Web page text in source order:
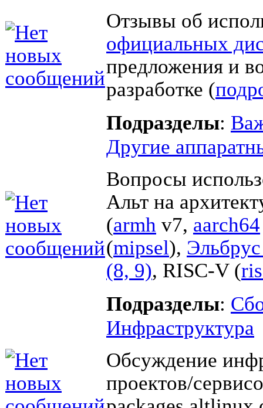
Отзывы об
официальных
предложения и
разработке (
Подразделы:
Другие
Вопросы
Альт на
(armh v7, aarch64
(mipsel),
(8, 9), RISC-V (
Подразделы:
Инфраструктура
Обсуждение
проектов/